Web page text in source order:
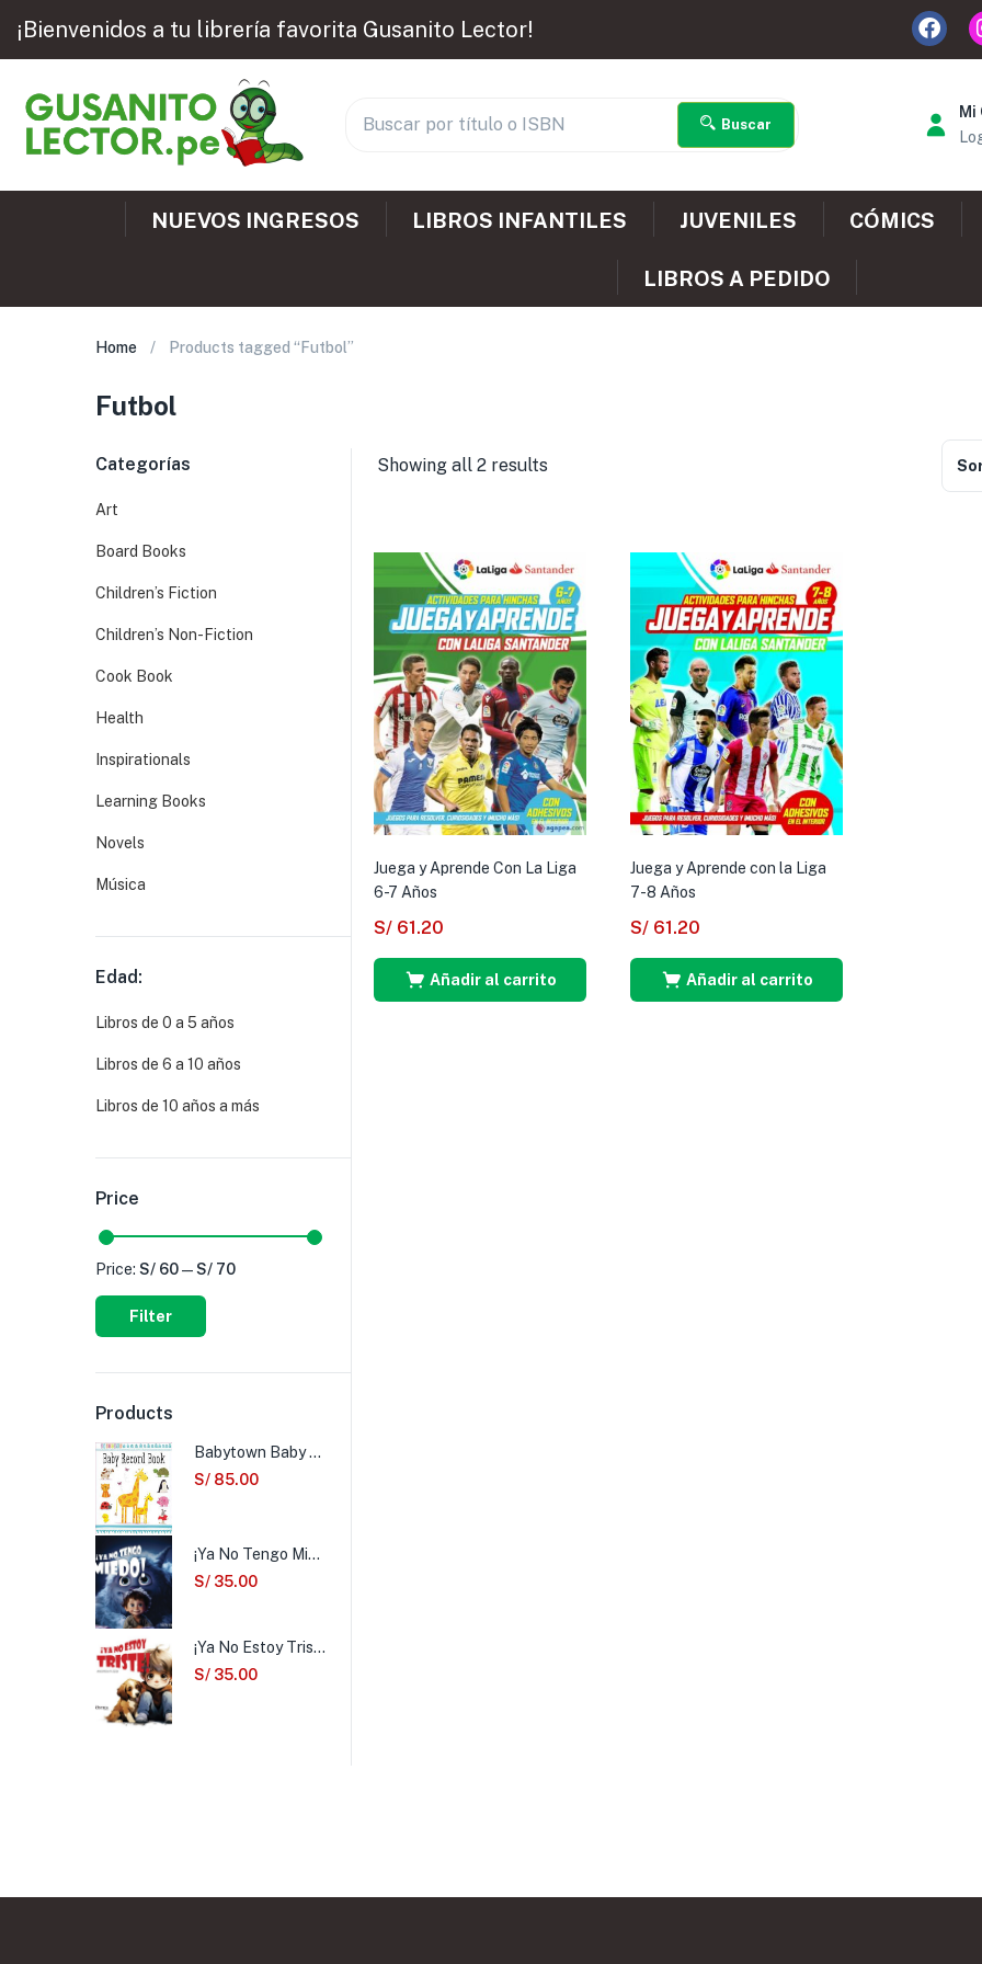
¡Bienvenidos a tu librería favorita Gusanito Lector!
Buscar
Mi
NUEVOS INGRESOS LIBROS INFANTILES JUVENILES CÓMICS
LIBROS A PEDIDO
Home Products tagged “Futbol”
Futbol
Showing all 2 results
Juega y Aprende Con La Liga
6-7 Años
S/ 61.20
Añadir al carrito
Juega y Aprende con la Liga
7-8 Años
S/ 61.20
Añadir al carrito
Categorías
Art
Board Books
Children’s Fiction
Children’s Non-Fiction
Cook Book
Health
Inspirationals
Learning Books
Novels
Música
Edad:
Libros de 0 a 5 años
Libros de 6 a 10 años
Libros de 10 años a más
Price
Filter
Price: S/ 60—S/ 70
Products
Babytown Baby Record Book
S/ 85.00
¡Ya No Tengo Miedo!
S/ 35.00
¡Ya No Estoy Triste!
S/ 35.00